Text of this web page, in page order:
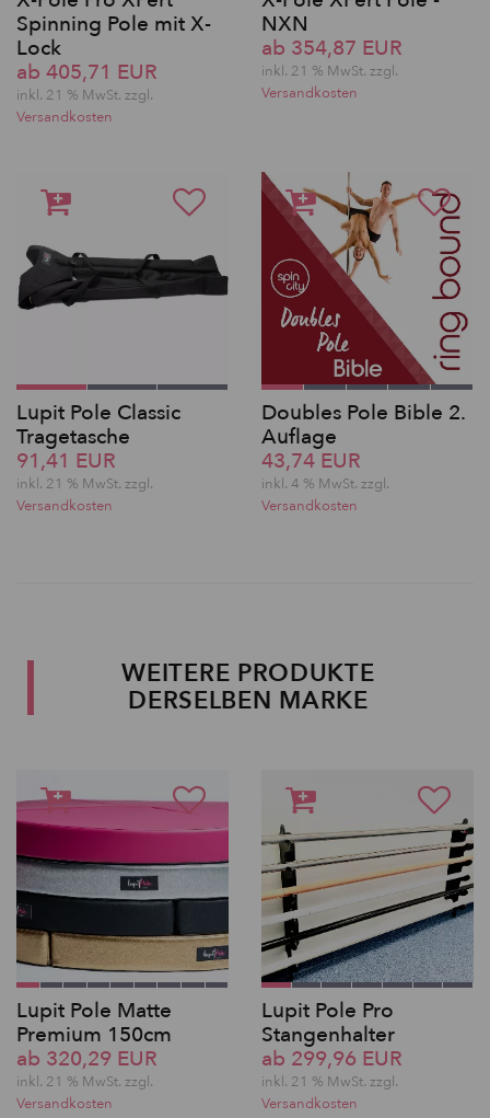
Spinning Pole mit X-
Lock
ab 405,71 EUR
inkl. 21 % MwSt. zzgl.
Versandkosten
NXN
ab 354,87 EUR
inkl. 21 % MwSt. zzgl.
Versandkosten
Lupit Pole Classic
Tragetasche
91,41 EUR
inkl. 21 % MwSt. zzgl.
Versandkosten
Doubles Pole Bible 2.
Auflage
43,74 EUR
inkl. 4 % MwSt. zzgl.
Versandkosten
WEITERE PRODUKTE
DERSELBEN MARKE
Lupit Pole Matte
Premium 150cm
ab 320,29 EUR
inkl. 21 % MwSt. zzgl.
Versandkosten
Lupit Pole Pro
Stangenhalter
ab 299,96 EUR
inkl. 21 % MwSt. zzgl.
Versandkosten